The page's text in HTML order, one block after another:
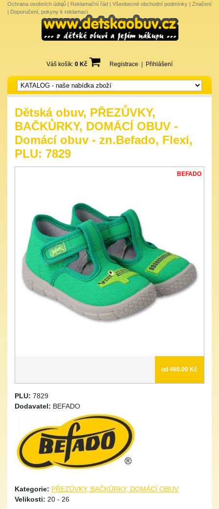
Ochrana osobních údajů | Reklamační řád | Všeobecné obchodní podmínky | Značení
| Doporučení, pokyny k reklamaci
Váš košík: 0 Kč Registrace Přihlášení
Dětská obuv, PŘEZŮVKY,
BAČKŮRKY, DOMÁCÍ OBUV -
Domácí obuv - zn.Befado, Flexi,
PLU: 7829
BEFADO
od 460.00 Kč
PLU: 7829
Dodavatel: BEFADO
Kategorie: PŘEZŮVKY, BAČKŮRKY, DOMÁCÍ OBUV
Velikosti: 20 - 26